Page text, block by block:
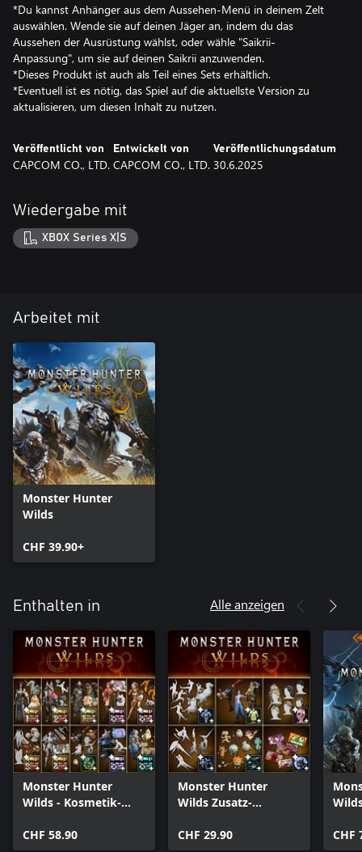
*Du kannst Anhänger aus dem Aussehen-Menü in deinem Zelt
auswählen. Wende sie auf deinen Jäger an, indem du das
Aussehen der Ausrüstung wählst, oder wähle "Saikrii-
Anpassung", um sie auf deinen Saikrii anzuwenden.
*Dieses Produkt ist auch als Teil eines Sets erhältlich.
*Eventuell ist es nötig, das Spiel auf die aktuellste Version zu
aktualisieren, um diesen Inhalt zu nutzen.
Veröffentlicht von
CAPCOM CO., LTD.
Entwickelt von
CAPCOM CO., LTD.
Veröffentlichungsdatum
30.6.2025
Wiedergabe mit
XBOX Series X|S
Arbeitet mit
Monster Hunter
Wilds
CHF 39.90+
Enthalten in Alle anzeigen
Monster Hunter
Wilds - Kosmetik-
CHF 58.90
Monster Hunter
Wilds Zusatz-
CHF 29.90
CHF